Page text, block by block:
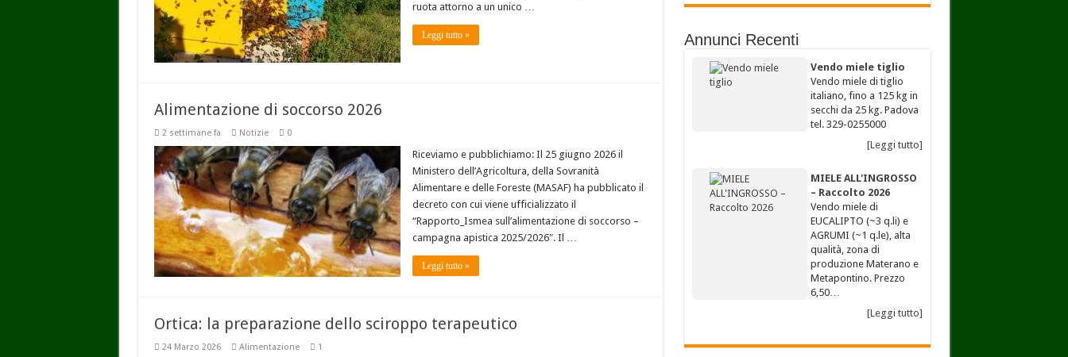
ruota attorno a un unico …
Leggi tutto »
Alimentazione di soccorso 2026
2 settimane fa Notizie 0
Riceviamo e pubblichiamo: Il 25 giugno 2026 il
Ministero dell’Agricoltura, della Sovranità
Alimentare e delle Foreste (MASAF) ha pubblicato il
decreto con cui viene ufficializzato il
“Rapporto_Ismea sull’alimentazione di soccorso –
campagna apistica 2025/2026″. Il …
Leggi tutto »
Ortica: la preparazione dello sciroppo terapeutico
24 Marzo 2026 Alimentazione 1
Annunci Recenti
Vendo miele tiglio
Vendo miele di tiglio
italiano, fino a 125 kg in
secchi da 25 kg. Padova
tel. 329-0255000
[Leggi tutto]
MIELE ALL'INGROSSO
– Raccolto 2026
Vendo miele di
EUCALIPTO (~3 q.li) e
AGRUMI (~1 q.le), alta
qualità, zona di
produzione Materano e
Metapontino. Prezzo
6,50…
[Leggi tutto]